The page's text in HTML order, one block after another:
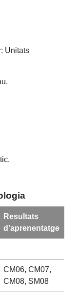
Unitats
Resultats
d'aprenentatge
CM06, CM07,
CM08, SM08